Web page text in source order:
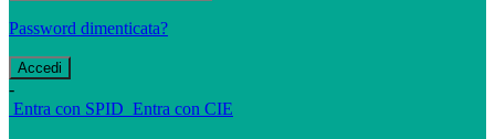
Password dimenticata?
-
Entra con SPID Entra con CIE